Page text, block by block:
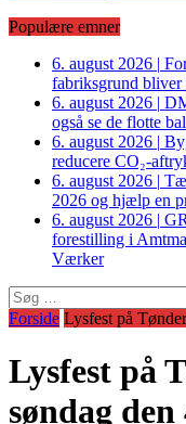
Populære emner
6. august 2026 |
fabriksgrund bliver
6. august 2026 |
også se de flotte
6. august 2026 |
reducere CO₂-
6. august 2026 |
2026 og hjælp en
6. august 2026 |
forestilling i
Værker
Søg
efter:
Forside Lysfest på
Lysfest på
søndag